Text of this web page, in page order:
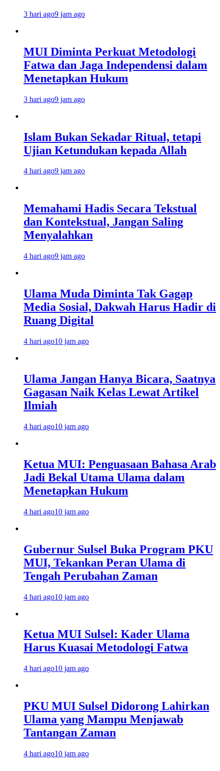
3 hari ago9 jam ago
MUI Diminta Perkuat Metodologi
Fatwa dan Jaga Independensi dalam
Menetapkan Hukum
3 hari ago9 jam ago
Islam Bukan Sekadar Ritual, tetapi
Ujian Ketundukan kepada Allah
4 hari ago9 jam ago
Memahami Hadis Secara Tekstual
dan Kontekstual, Jangan Saling
Menyalahkan
4 hari ago9 jam ago
Ulama Muda Diminta Tak Gagap
Media Sosial, Dakwah Harus Hadir di
Ruang Digital
4 hari ago10 jam ago
Ulama Jangan Hanya Bicara, Saatnya
Gagasan Naik Kelas Lewat Artikel
Ilmiah
4 hari ago10 jam ago
Ketua MUI: Penguasaan Bahasa Arab
Jadi Bekal Utama Ulama dalam
Menetapkan Hukum
4 hari ago10 jam ago
Gubernur Sulsel Buka Program PKU
MUI, Tekankan Peran Ulama di
Tengah Perubahan Zaman
4 hari ago10 jam ago
Ketua MUI Sulsel: Kader Ulama
Harus Kuasai Metodologi Fatwa
4 hari ago10 jam ago
PKU MUI Sulsel Didorong Lahirkan
Ulama yang Mampu Menjawab
Tantangan Zaman
4 hari ago10 jam ago